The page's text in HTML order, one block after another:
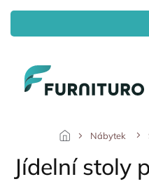
Přejít
obsah
Nábytek
Jídelní stoly